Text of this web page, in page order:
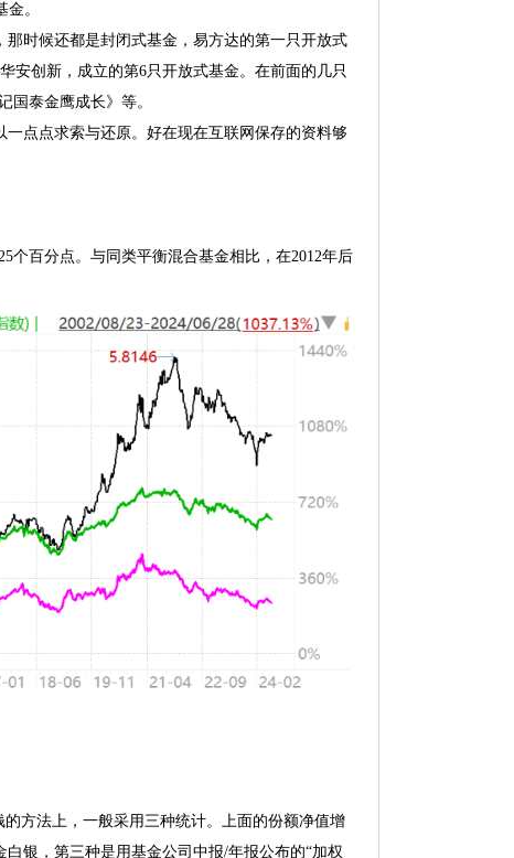
。
时候还都是封闭式基金，易方达的第一只开放式
安创新，成立的第6只开放式基金。在前面的几只
国泰金鹰成长》等。
点点求索与还原。好在现在互联网保存的资料够
个百分点。与同类平衡混合基金相比，在2012年后
方法上，一般采用三种统计。上面的份额净值增
银，第三种是用基金公司中报/年报公布的“加权